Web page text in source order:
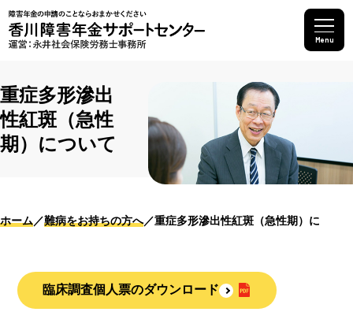
Menu
重症多形滲出
性紅斑（急性
期）について
ホーム 難病をお持ちの方へ 重症多形滲出性紅斑（急性期）について
臨床調査個人票のダウンロード